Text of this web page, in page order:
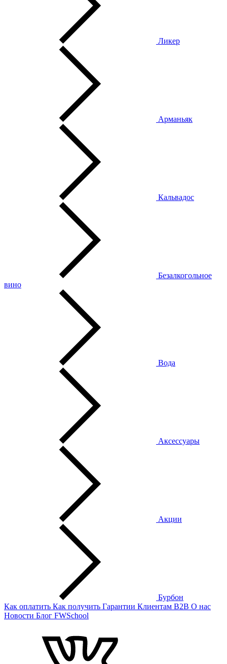
Ликер
Арманьяк
Кальвадос
Безалкогольное
вино
Вода
Аксессуары
Акции
Бурбон
Как оплатить Как получить Гарантии Клиентам B2B О нас
Новости Блог FWSchool